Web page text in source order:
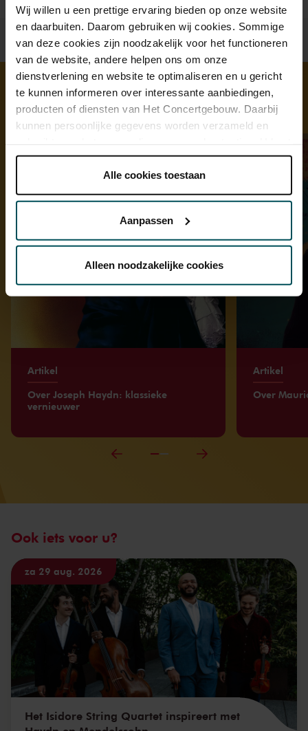
Wij willen u een prettige ervaring bieden op onze website
en daarbuiten. Daarom gebruiken wij cookies. Sommige
van deze cookies zijn noodzakelijk voor het functioneren
van de website, andere helpen ons om onze
dienstverlening en website te optimaliseren en u gericht
te kunnen informeren over interessante aanbiedingen,
producten of diensten van Het Concertgebouw. Daarbij
kunnen persoonlijke gegevens worden verzameld en
onder 'aanpassen' zelf welke cookies wij mogen
Lees onze cookieverklaring hier. Lees onze
Via decookieverklaringop onze website kunt u uw
We werken samen met
die uw gegevens
kunnen ontvangen en verwerken.
Alle cookies toestaan
Aanpassen
Alleen noodzakelijke cookies
Ontdek meer
Artikel
Over Joseph Haydn: klassieke
vernieuwer
Artikel
Over
Ook iets voor u?
za 29 aug. 2026
Het Isidore String Quartet inspireert met